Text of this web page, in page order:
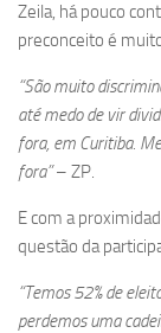
Zeila, há pouco
preconceito é
“São muito
até medo de vir
fora, em Curitiba.
fora”– ZP.
E com a
questão da
“Temos 52% de
perdemos uma